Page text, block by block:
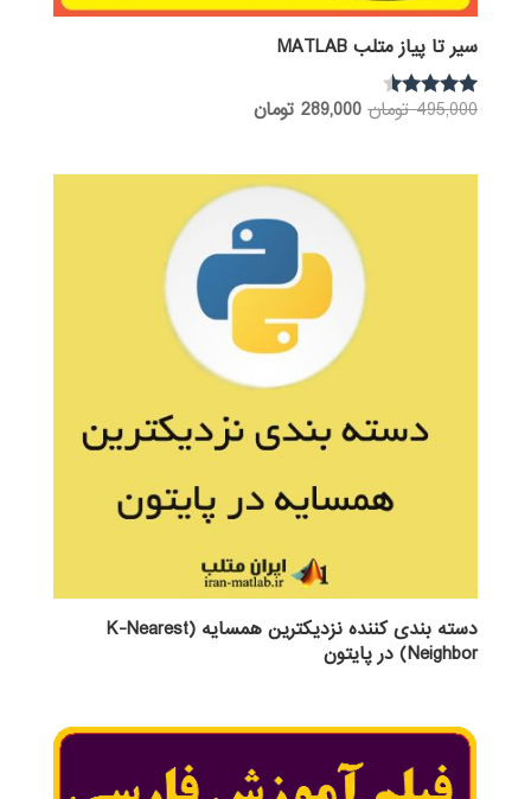
سیر تا پیاز متلب MATLAB
نمره
495,000 تومان قیمت
289,000 تومانقیمت
دسته بندی کننده نزدیکترین همسایه (K-Nearest
Neighbor) در پایتون